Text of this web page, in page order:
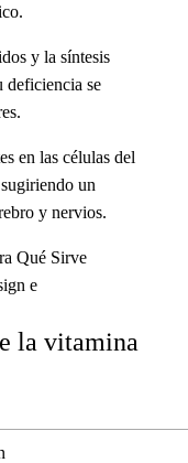
y la síntesis
deficiencia se
en las células del
un
y nervios.
la vitamina